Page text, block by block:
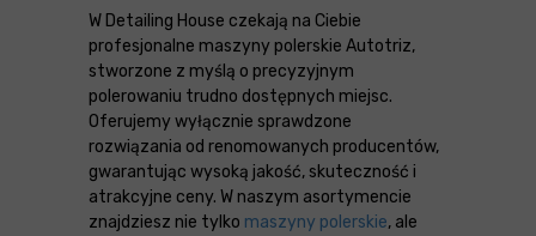
W Detailing House czekają na Ciebie
profesjonalne maszyny polerskie Autotriz,
stworzone z myślą o precyzyjnym
polerowaniu trudno dostępnych miejsc.
Oferujemy wyłącznie sprawdzone
rozwiązania od renomowanych producentów,
gwarantując wysoką jakość, skuteczność i
atrakcyjne ceny. W naszym asortymencie
znajdziesz nie tylko maszyny polerskie, ale